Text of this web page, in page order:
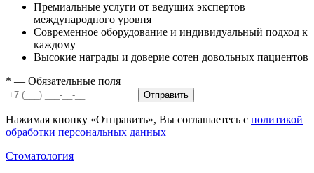
Премиальные услуги от ведущих экспертов
международного уровня
Современное оборудование и индивидуальный подход к
каждому
Высокие награды и доверие сотен довольных пациентов
* — Обязательные поля
Отправить
Нажимая кнопку «Отправить», Вы соглашаетесь с политикой
обработки персональных данных
Стоматология